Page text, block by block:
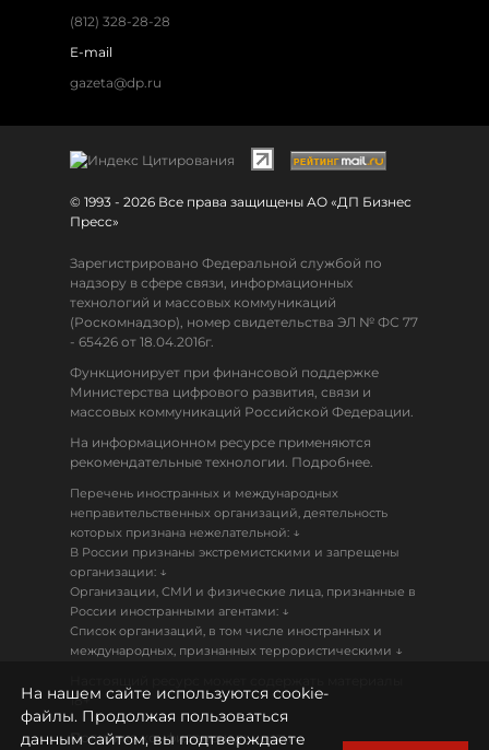
(812) 328-28-28
E-mail
gazeta@dp.ru
© 1993 - 2026 Все права защищены АО «ДП Бизнес
Пресс»
Зарегистрировано Федеральной службой по
надзору в сфере связи, информационных
технологий и массовых коммуникаций
(Роскомнадзор), номер свидетельства ЭЛ № ФС 77
- 65426 от 18.04.2016г.
Функционирует при финансовой поддержке
Министерства цифрового развития, связи и
массовых коммуникаций Российской Федерации.
На информационном ресурсе применяются
рекомендательные технологии. Подробнее.
Перечень иностранных и международных
неправительственных организаций, деятельность
которых признана нежелательной: ↓
В России признаны экстремистскими и запрещены
организации: ↓
Организации, СМИ и физические лица, признанные в
России иностранными агентами: ↓
Список организаций, в том числе иностранных и
международных, признанных террористическими ↓
18+
Политика конфиденциальности
На нашем сайте используются cookie-
файлы. Продолжая пользоваться
данным сайтом, вы подтверждаете